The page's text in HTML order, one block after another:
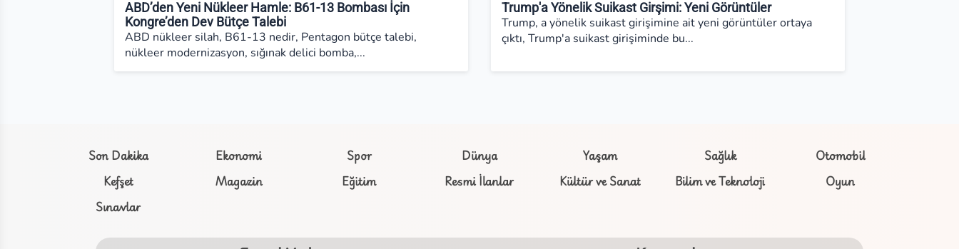
ABD’den Yeni Nükleer Hamle: B61-13 Bombası İçin
Kongre’den Dev Bütçe Talebi
ABD nükleer silah, B61-13 nedir, Pentagon bütçe talebi,
nükleer modernizasyon, sığınak delici bomba,...
Trump'a Yönelik Suikast Girşimi: Yeni Görüntüler
Trump, a yönelik suikast girişimine ait yeni görüntüler ortaya
çıktı, Trump'a suikast girişiminde bu...
Son Dakika Ekonomi Spor Dünya Yaşam Sağlık
Otomobil
Kefşet
Magazin Eğitim Resmi İlanlar Kültür ve Sanat Bilim ve Teknoloji
Oyun
Sınavlar